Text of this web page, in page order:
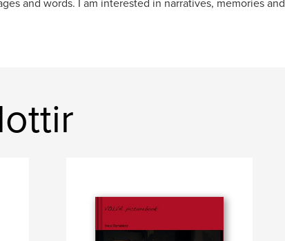
and words. I am interested in narratives, memories and